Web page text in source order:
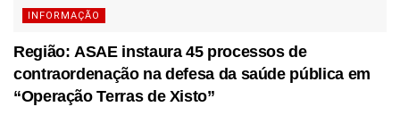
INFORMAÇÃO
Região: ASAE instaura 45 processos de
contraordenação na defesa da saúde pública em
“Operação Terras de Xisto”